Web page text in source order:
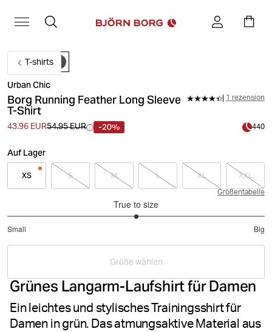
T-shirts
Urban Chic
Borg Running Feather Long Sleeve
T-Shirt
1 rezension
43.96 EUR54.95 EUR -20% 440
Auf Lager
XS S M L XL XXL
Größentabelle
True to size
Small Big
out
of
votes
Größe wählen
Grünes Langarm-Laufshirt für Damen
Ein leichtes und stylisches Trainingsshirt für
Damen in grün. Das atmungsaktive Material aus